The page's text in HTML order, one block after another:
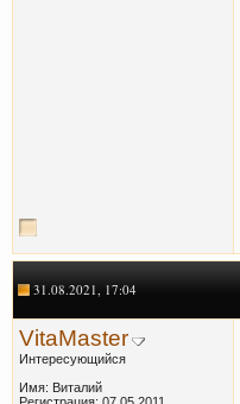
31.08.2021, 17:04
VitaMaster
Интересующийся
Имя: Виталий